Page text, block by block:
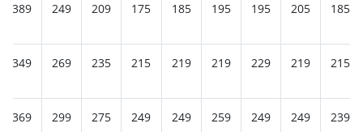
389 249 209 175 185 195 195 205 185
349 269 235 215 219 219 229 219 215
369 299 275 249 249 259 249 249 239